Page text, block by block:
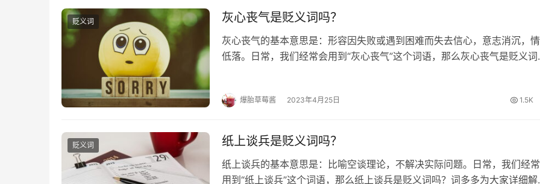
贬义词 灰心丧气是贬义词吗？
灰心丧气的基本意思是：形容因失败或遇到困难而失去信心，意志消沉，
低落。日常，我们经常会用到“灰心丧气”这个词语，那么灰心丧气是贬义词
爆胎草莓酱 2023年4月25日 1.5K
贬义词 纸上谈兵是贬义词吗？
纸上谈兵的基本意思是：比喻空谈理论，不解决实际问题。日常，我们经
用到“纸上谈兵”这个词语，那么纸上谈兵是贬义词吗？词多多为大家详细解